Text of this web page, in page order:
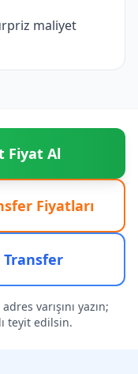
maliyet
Fiyat Al
Fiyatları
Transfer
varışını yazın;
teyit edilsin.